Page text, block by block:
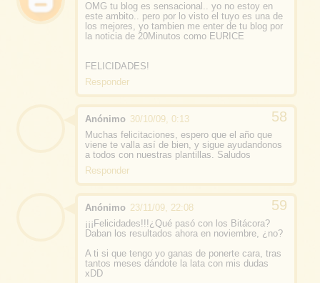
OMG tu blog es sensacional.. yo no estoy en
este ambito.. pero por lo visto el tuyo es una de
los mejores, yo tambien me enter de tu blog por
la noticia de 20Minutos como EURICE
FELICIDADES!
Responder
Anónimo 30/10/09, 0:13
Muchas felicitaciones, espero que el año que
viene te valla así de bien, y sigue ayudandonos
a todos con nuestras plantillas. Saludos
Responder
Anónimo 23/11/09, 22:08
¡¡¡Felicidades!!!¿Qué pasó con los Bitácora?
Daban los resultados ahora en noviembre, ¿no?
A ti si que tengo yo ganas de ponerte cara, tras
tantos meses dándote la lata con mis dudas
xDD